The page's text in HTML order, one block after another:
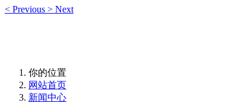
< Previous > Next
你的位置
网站首页
新闻中心